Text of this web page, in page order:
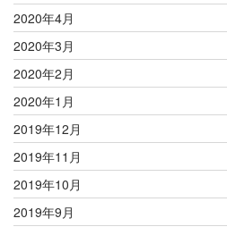
2020年4月
2020年3月
2020年2月
2020年1月
2019年12月
2019年11月
2019年10月
2019年9月